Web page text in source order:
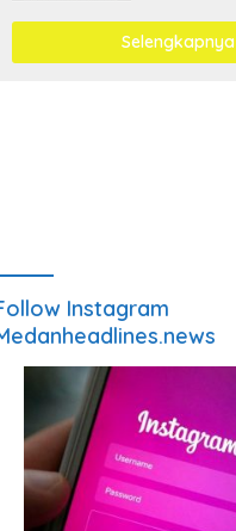
Mengular
Selengkapnya
Instagram